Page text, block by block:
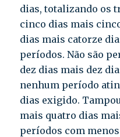
dias, totalizando os
cinco dias mais
dias mais catorze
períodos. Não são
dez dias mais dez
nenhum período
dias exigido.
mais quatro dias
períodos com